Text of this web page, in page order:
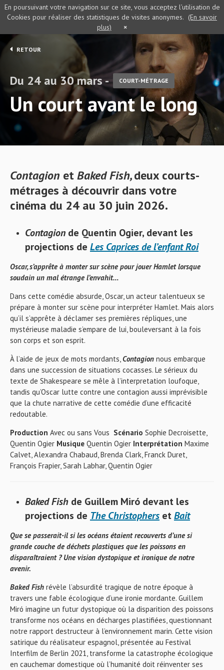
RETOUR
Du 24 au 30 mars - COURT-MÉTRAGE
Un court avant le long
Contagion etBaked Fish,deuxcourts-
métrages à découvrir dans votre
cinéma du 24 au 30 juin 2026.
Contagion de Quentin Ogier, devant les
projections de Les Caprices de l’enfant Roi
Oscar, s’apprête à monter sur scène pour jouer Hamlet lorsque
soudain un mal étrange l’envahit…
Dans cette comédie absurde, Oscar, un acteur talentueux se
prépare à monter sur scène pour interpréter Hamlet. Mais alors
qu’il s’apprête à déclamer ses premières répliques, une
mystérieuse maladie s’empare de lui, bouleversant à la fois
son corps et son esprit.
À l’aide de jeux de mots mordants, Contagion nous embarque
dans une succession de situations cocasses. Le sérieux du
texte de Shakespeare se mêle à l’interpretation loufoque,
tandis qu’Oscar lutte contre une contagion aussi imprévisible
que la chute narrative de cette comédie d’une efficacité
redoutable.
Production Avec ou sans Vous Scénario Sophie Decroisette,
Quentin Ogier Musique Quentin Ogier Interprétation Maxime
Calvet, Alexandra Chabaud, Brenda Clark, Franck Duret,
François Frapier, Sarah Labhar, Quentin Ogier
Baked Fish de Guillem Miró devant les
projections de The Christophers etBait
Que se passerait-il si les océans étaient recouverts d’une si
grande couche de déchets plastiques que les poissons en
disparaîtraient ? Une vision dystopique et ironique de notre
avenir.
Baked Fish révèle l’absurdité tragique de notre époque à
travers une fable écologique d’une ironie mordante. Guillem
Miró imagine un futur dystopique où la disparition des poissons
transforme nos océans en décharges plastifiées, questionnant
notre rapport destructeur à l’environnement marin. Cette vision
satirique du réalisateur espagnol, présentée au Festival
Interfilm de Berlin 2021, transforme la catastrophe écologique
en cauchemar domestique où l’humanité doit réinventer ses
En poursuivant votre navigation sur ce site, vous acceptez l’utilisation de
Cookies pour réaliser des statistiques de visites anonymes. (En savoir
plus)
×